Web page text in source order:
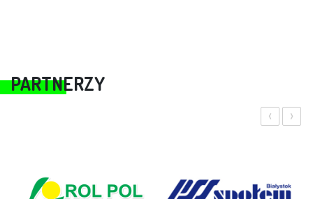
PARTNERZY
‹ ›